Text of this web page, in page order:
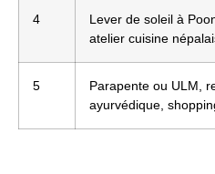
4
Lever de soleil à
atelier cuisine
5
Parapente ou ULM,
ayurvédique,